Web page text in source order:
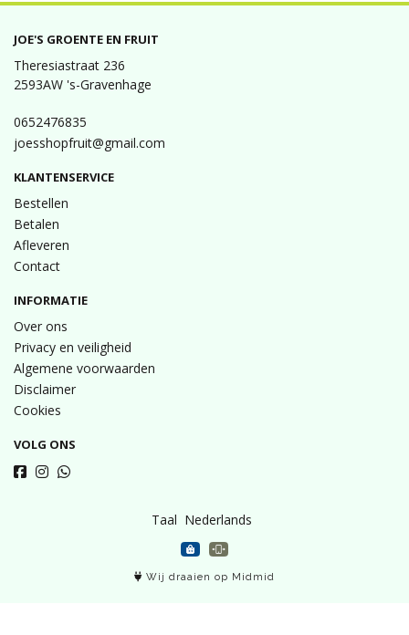
JOE'S GROENTE EN FRUIT
Theresiastraat 236
2593AW 's-Gravenhage
0652476835
joesshopfruit@gmail.com
KLANTENSERVICE
Bestellen
Betalen
Afleveren
Contact
INFORMATIE
Over ons
Privacy en veiligheid
Algemene voorwaarden
Disclaimer
Cookies
VOLG ONS
Taal
Wij draaien op Midmid